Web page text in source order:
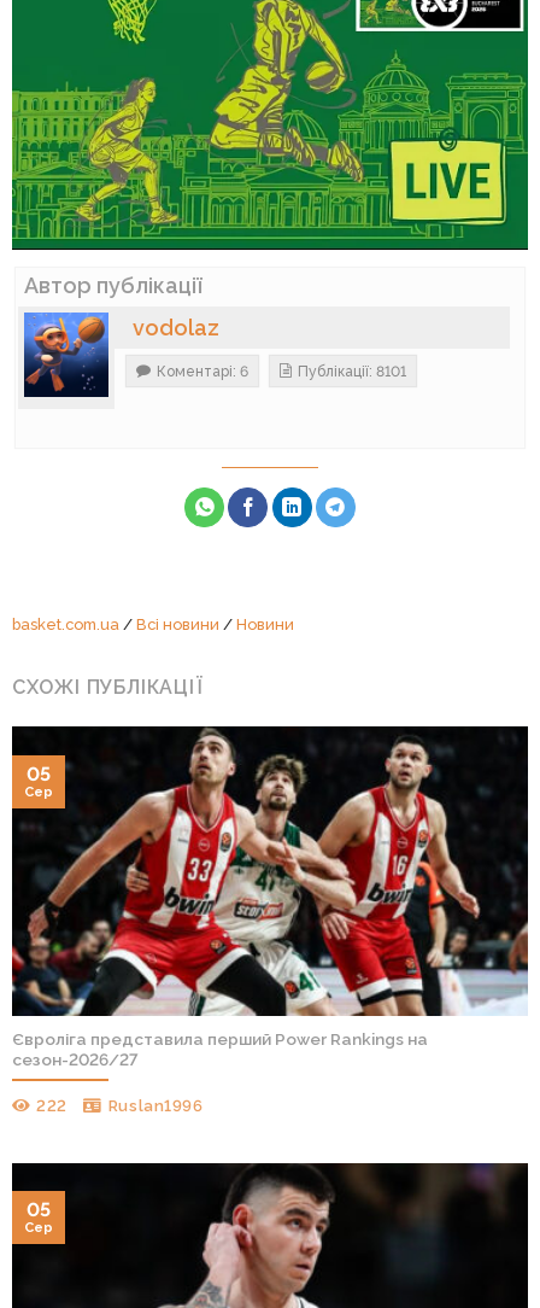
Автор публікації
vodolaz
Коментарі: 6 Публікації: 8101
basket.com.ua/ Всі новини / Новини
СХОЖІ ПУБЛІКАЦІЇ
Євроліга представила перший Power Rankings на
сезон-2026/27
222 Ruslan1996
05
Сер
05
Сер